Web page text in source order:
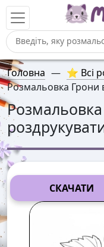
Головна — ⭐ Всі
Розмальовка Грони
СКАЧАТИ